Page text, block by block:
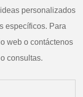
personalizados
específicos. Para
web o contáctenos
consultas.